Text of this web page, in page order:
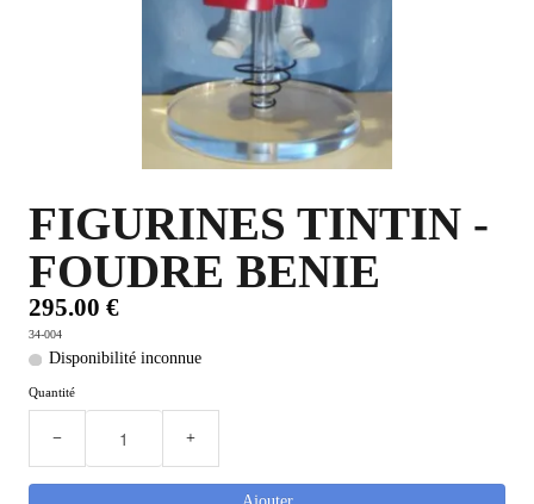
PLUS D'OBJETS ET VETEMENTS BD▼
IDEES CADEAUX ET PLUS▼
FIGURINES TINTIN -
FOUDRE BENIE
295.00 €
34-004
Disponibilité inconnue
Quantité
− +